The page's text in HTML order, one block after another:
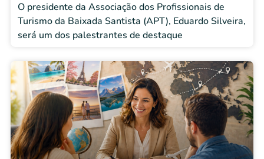
O presidente da Associação dos Profissionais de
Turismo da Baixada Santista (APT), Eduardo Silveira,
será um dos palestrantes de destaque